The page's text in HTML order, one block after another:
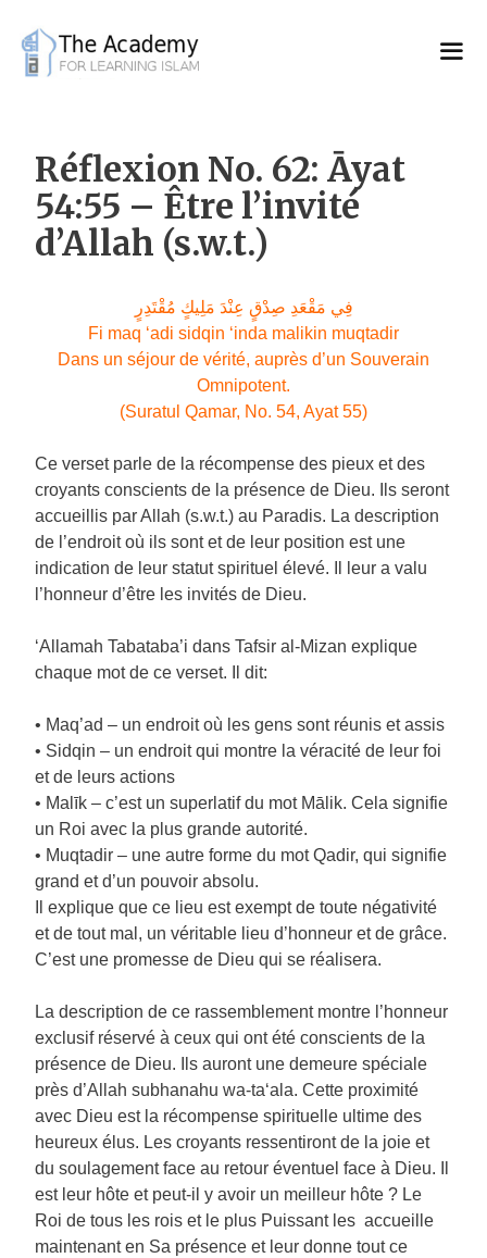
content
Réflexion No. 62: Āyat
54:55 – Être l’invité
d’Allah (s.w.t.)
فِي مَقْعَدِ صِدْقٍ عِنْدَ مَلِيكٍ مُقْتَدِرٍ
Fi maq ‘adi sidqin ‘inda malikin muqtadir
Dans un séjour de vérité, auprès d’un Souverain
Omnipotent.
(Suratul Qamar, No. 54, Ayat 55)
Ce verset parle de la récompense des pieux et des
croyants conscients de la présence de Dieu. Ils seront
accueillis par Allah (s.w.t.) au Paradis. La description
de l’endroit où ils sont et de leur position est une
indication de leur statut spirituel élevé. Il leur a valu
l’honneur d’être les invités de Dieu.
‘Allamah Tabataba’i dans Tafsir al-Mizan explique
chaque mot de ce verset. Il dit:
• Maq’ad – un endroit où les gens sont réunis et assis
• Sidqin – un endroit qui montre la véracité de leur foi
et de leurs actions
• Malīk – c’est un superlatif du mot Mālik. Cela signifie
un Roi avec la plus grande autorité.
• Muqtadir – une autre forme du mot Qadir, qui signifie
grand et d’un pouvoir absolu.
Il explique que ce lieu est exempt de toute négativité
et de tout mal, un véritable lieu d’honneur et de grâce.
C’est une promesse de Dieu qui se réalisera.
La description de ce rassemblement montre l’honneur
exclusif réservé à ceux qui ont été conscients de la
présence de Dieu. Ils auront une demeure spéciale
près d’Allah subhanahu wa-ta‘ala. Cette proximité
avec Dieu est la récompense spirituelle ultime des
heureux élus. Les croyants ressentiront de la joie et
du soulagement face au retour éventuel face à Dieu. Il
est leur hôte et peut-il y avoir un meilleur hôte ? Le
Roi de tous les rois et le plus Puissant les accueille
maintenant en Sa présence et leur donne tout ce